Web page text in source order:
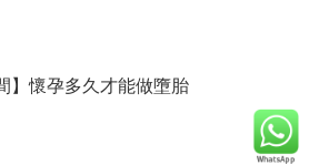
】懷孕多久才能做墮胎